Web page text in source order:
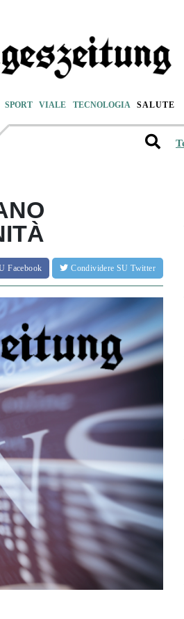
SPORT VIALE TECNOLOGIA SALUTE
Facebook Condividere SU Twitter